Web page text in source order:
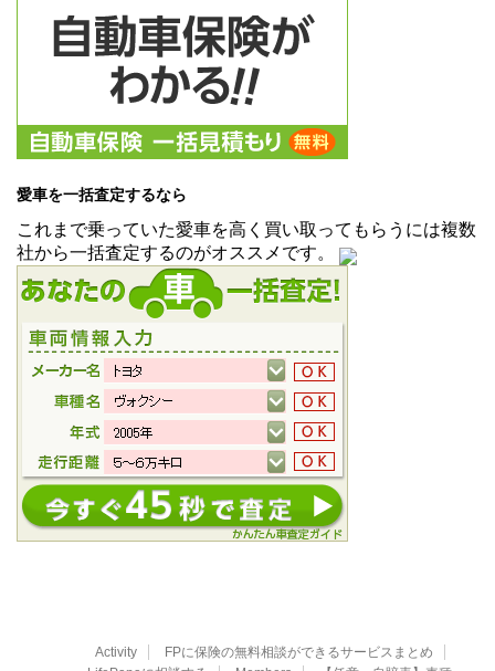
愛車を一括査定するなら
これまで乗っていた愛車を高く買い取ってもらうには複数
社から一括査定するのがオススメです。
Activity
FPに保険の無料相談ができるサービスまとめ